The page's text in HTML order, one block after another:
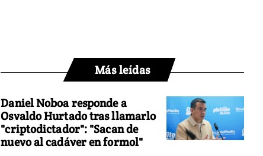
Más leídas
Daniel Noboa responde a
Osvaldo Hurtado tras llamarlo
"criptodictador": "Sacan de
nuevo al cadáver en formol"